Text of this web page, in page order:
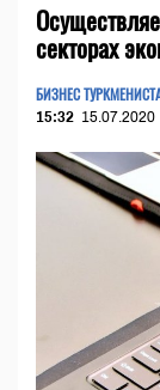
секторах
БИЗНЕС
15:32 15.07.2020